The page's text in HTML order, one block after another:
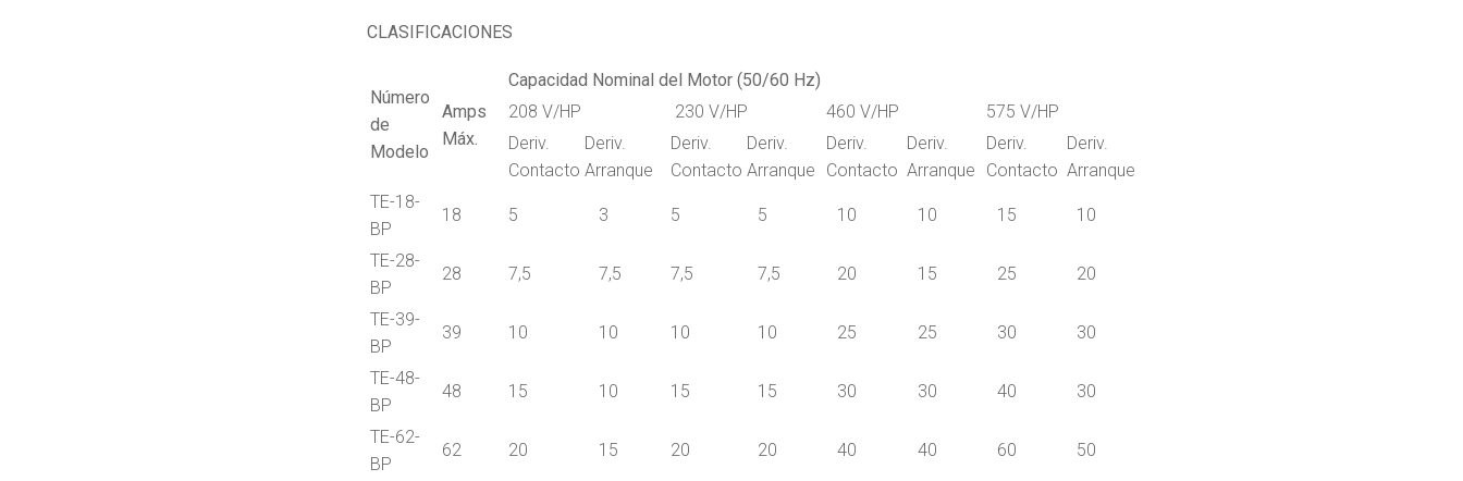
CLASIFICACIONES
Número
de
Modelo
Amps
Máx.
Capacidad Nominal del Motor (50/60 Hz)
208 V/HP
230 V/HP 460 V/HP
575 V/HP
Deriv.
Contacto
Deriv.
Arranque
Deriv.
Contacto
Deriv.
Arranque
Deriv.
Contacto
Deriv.
Arranque
Deriv.
Contacto
Deriv.
Arranque
TE-18-
BP
18 5 3 5 5 10 10 15 10
TE-28-
BP
28 7,5 7,5 7,5 7,5 20 15 25 20
TE-39-
BP
39 10 10 10 10 25 25 30 30
TE-48-
BP
48 15 10 15 15 30 30 40 30
TE-62-
BP
62 20 15 20 20 40 40 60 50